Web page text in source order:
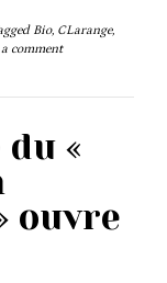
Bio, CLarange,
a comment
«
ouvre